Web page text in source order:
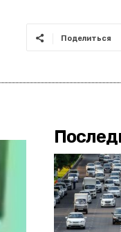
Поделиться